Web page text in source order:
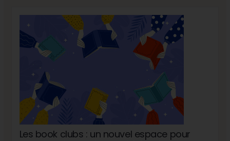
Les book clubs : un nouvel espace pour